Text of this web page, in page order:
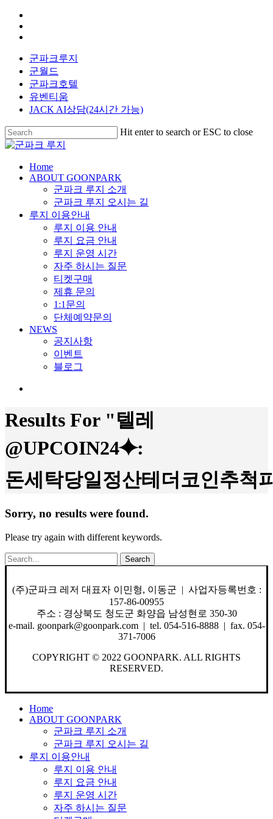
Skip
main
군파크루지
군월드
군파크호텔
유벤티움
JACK AI상담(24시간 가능)
Hit enter to search or ESC to close
Close
search
Menu
Home
ABOUT GOONPARK
군파크 루지 소개
군파크 루지 오시는 길
루지 이용안내
루지 이용 안내
루지 요금 안내
루지 운영 시간
자주 하시는 질문
티켓구매
제휴 문의
1:1문의
단체예약문의
NEWS
공지사항
이벤트
블로그
Results For "텔레
@UPCOIN24⯌:
돈세탁당일정산테더코인추척
Sorry, no results were found.
Please try again with different keywords.
Search
(주)군파크 레저 대표자 이민형, 이동군 | 사업자등록번호 :
157-86-00955
주소 : 경상북도 청도군 화양읍 남성현로 350-30
e-mail. goonpark@goonpark.com | tel. 054-516-8888 | fax. 054-
371-7006
COPYRIGHT © 2022 GOONPARK. ALL RIGHTS
RESERVED.
Close
Menu
Home
ABOUT GOONPARK
군파크 루지 소개
군파크 루지 오시는 길
루지 이용안내
루지 이용 안내
루지 요금 안내
루지 운영 시간
자주 하시는 질문